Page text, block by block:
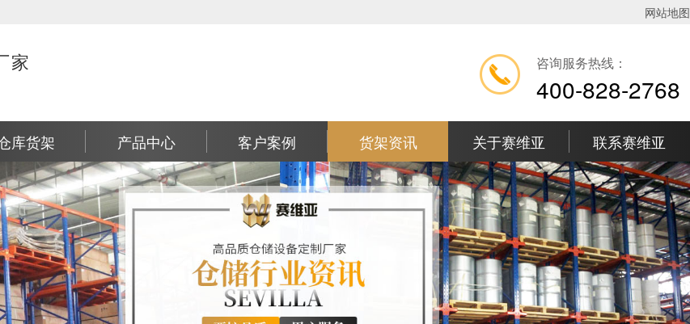
网站地图
家 咨询服务热线：
400-828-2768
库货架 产品中心 客户案例 货架资讯 关于赛维亚 联系赛维亚